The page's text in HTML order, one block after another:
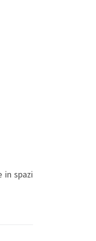
in spazi